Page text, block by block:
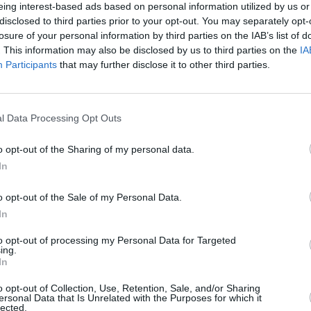
interest-based ads based on personal information utilized by us
to third parties prior to your opt-out. You may separately
of your personal information by third parties on the IAB’s list of
This information may also be disclosed by us to third parties on the
Participants that may further disclose it to other third parties.
Data Processing Opt Outs
opt-out of the Sharing of my personal data.
opt-out of the Sale of my Personal Data.
opt-out of processing my Personal Data for Targeted
opt-out of Collection, Use, Retention, Sale, and/or Sharing
Data that Is Unrelated with the Purposes for which it
de xénophobie n’ont pas réussi à
les jeunes « badanti » et leurs pépères
en vigueur de la Loi financière a
lorsqu’il y a une énorme
le mariage ait duré moins de 10 ans.
du Gouvernement est de
les caisses de la prévoyance
sont leur « badante » étrangère) sont
fois l’époux mort, l’INPS (Institut National
Prévoyance Sociale) est contrainte à payer